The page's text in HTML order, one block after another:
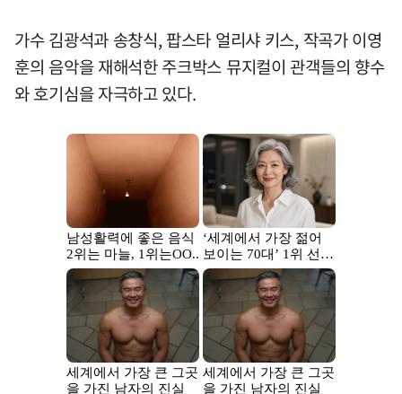
가수 김광석과 송창식, 팝스타 얼리샤 키스, 작곡가 이영
훈의 음악을 재해석한 주크박스 뮤지컬이 관객들의 향수
와 호기심을 자극하고 있다.